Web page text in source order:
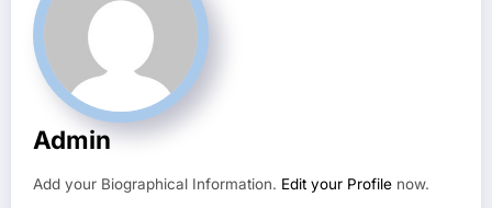
Admin
Add your Biographical Information. Edit your Profile now.